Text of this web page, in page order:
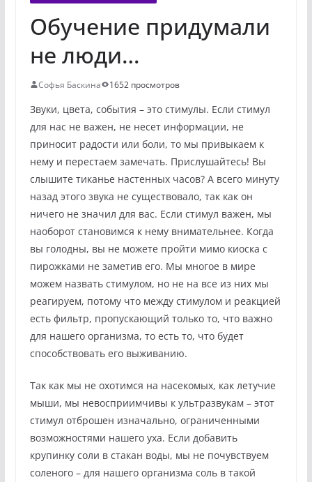
Обучение придумали
не люди…
Софья Баскина 1652 просмотров
Звуки, цвета, события – это стимулы. Если стимул
для нас не важен, не несет информации, не
приносит радости или боли, то мы привыкаем к
нему и перестаем замечать. Прислушайтесь! Вы
слышите тиканье настенных часов? А всего минуту
назад этого звука не существовало, так как он
ничего не значил для вас. Если стимул важен, мы
наоборот становимся к нему внимательнее. Когда
вы голодны, вы не можете пройти мимо киоска с
пирожками не заметив его. Мы многое в мире
можем назвать стимулом, но не на все из них мы
реагируем, потому что между стимулом и реакцией
есть фильтр, пропускающий только то, что важно
для нашего организма, то есть то, что будет
способствовать его выживанию.
Так как мы не охотимся на насекомых, как летучие
мыши, мы невосприимчивы к ультразвукам – этот
стимул отброшен изначально, ограниченными
возможностями нашего уха. Если добавить
крупинку соли в стакан воды, мы не почувствуем
соленого – для нашего организма соль в такой